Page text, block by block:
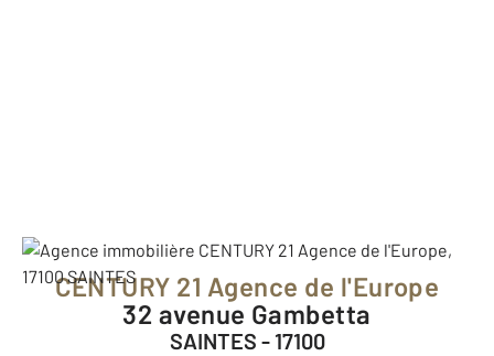
CENTURY 21 Agence de l'Europe
32 avenue Gambetta
SAINTES - 17100